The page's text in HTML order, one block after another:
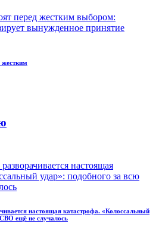
жестким
настоящая катастрофа. «Колоссальный
ещё не случалось